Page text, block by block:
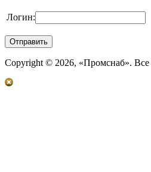
Логин:
Copyright © 2026, «Промснаб».